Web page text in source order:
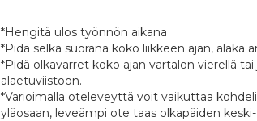
*Hengitä ulos työnnön aikana
*Pidä selkä suorana koko liikkeen ajan, äläkä
*Pidä olkavarret koko ajan vartalon vierellä
alaetuviistoon.
*Varioimalla oteleveyttä voit vaikuttaa
yläosaan, leveämpi ote taas olkapäiden